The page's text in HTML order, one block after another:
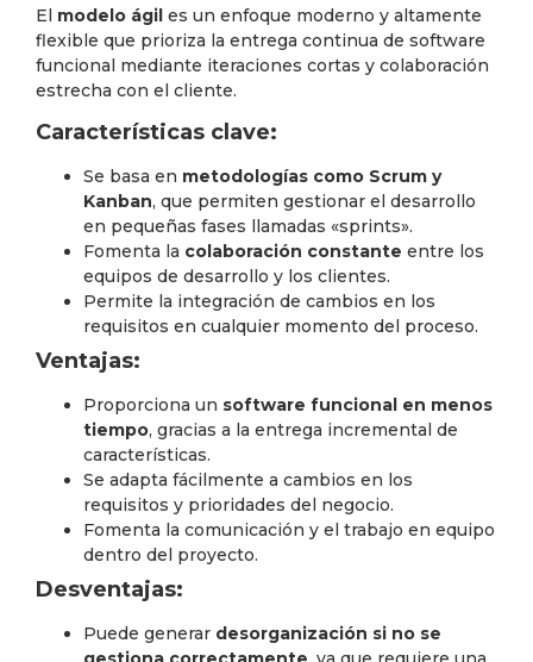
El modelo ágil es un enfoque moderno y altamente
flexible que prioriza la entrega continua de software
funcional mediante iteraciones cortas y colaboración
estrecha con el cliente.
Características clave:
Se basa en metodologías como Scrum y
Kanban, que permiten gestionar el desarrollo
en pequeñas fases llamadas «sprints».
Fomenta la colaboración constante entre los
equipos de desarrollo y los clientes.
Permite la integración de cambios en los
requisitos en cualquier momento del proceso.
Ventajas:
Proporciona un software funcional en menos
tiempo, gracias a la entrega incremental de
características.
Se adapta fácilmente a cambios en los
requisitos y prioridades del negocio.
Fomenta la comunicación y el trabajo en equipo
dentro del proyecto.
Desventajas:
Puede generar desorganización si no se